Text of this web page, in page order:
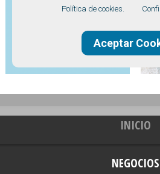
INICIO
NEGOCIOS
Política de cookies.
Aceptar